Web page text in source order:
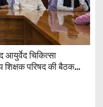
चिकित्सा
शिक्षक परिषद की बैठक
सभी